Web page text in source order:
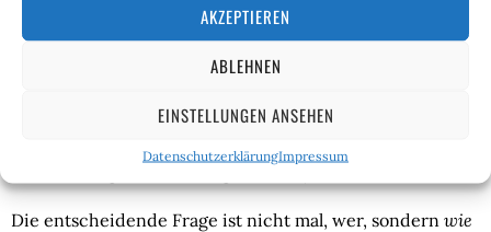
AKZEPTIEREN
ABLEHNEN
EINSTELLUNGEN ANSEHEN
DatenschutzerklärungImpressum
Hauptfeind des Guten vorstellen, den es zu überwinden
gilt. Dabei wurde der „Kapitalismus der freien Märkte“,
wie es ihn im 19. Jahrhundert gegeben hat, längst durch
großen Konzerne“ ersetzt (an alle Libertären: Bekommen
nicht zufällig in Anführungszeichen).
Die entscheidende Frage ist nicht mal, wer, sondern wie